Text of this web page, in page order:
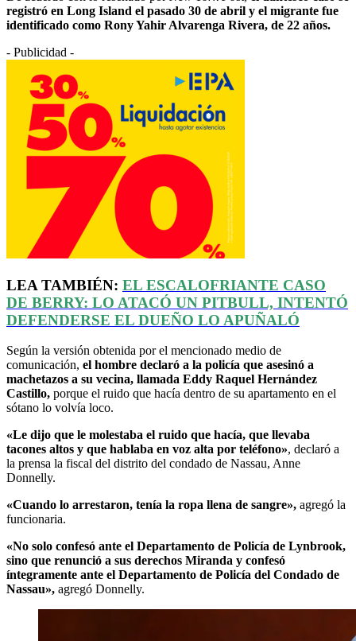
registró en Long Island el pasado 30 de abril y el migrante fue
identificado como Rony Yahir Alvarenga Rivera, de 22 años.
- Publicidad -
LEA TAMBIÉN: EL ESCALOFRIANTE CASO
DE BERRY: LO ATACÓ UN PITBULL, INTENTÓ
DEFENDERSE EL DUEÑO LO APUÑALÓ
Según la versión obtenida por el mencionado medio de
comunicación, el hombre declaró a la policía que asesinó a
machetazos a su vecina, llamada Eddy Raquel Hernández
Castillo, porque el ruido que hacía dentro de su apartamento en el
sótano lo volvía loco.
«Le dijo que le molestaba el ruido que hacía, que llevaba
tacones altos y que hablaba en voz alta por teléfono», declaró a
la prensa la fiscal del distrito del condado de Nassau, Anne
Donnelly.
«Cuando lo arrestaron, tenía la ropa llena de sangre», agregó la
funcionaria.
«No solo confesó ante el Departamento de Policía de Lynbrook,
sino que renunció a sus derechos Miranda y confesó
íntegramente ante el Departamento de Policía del Condado de
Nassau», agregó Donnelly.